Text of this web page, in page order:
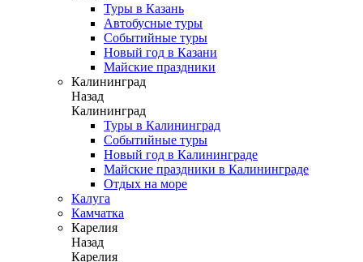
Туры в Казань
Автобусные туры
Событийные туры
Новый год в Казани
Майские праздники
Калининград
Назад
Калининград
Туры в Калининград
Событийные туры
Новый год в Калининграде
Майские праздники в Калининграде
Отдых на море
Калуга
Камчатка
Карелия
Назад
Карелия